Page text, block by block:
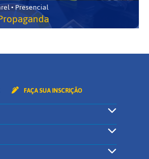
• Presencial
FAÇA SUA INSCRIÇÃO